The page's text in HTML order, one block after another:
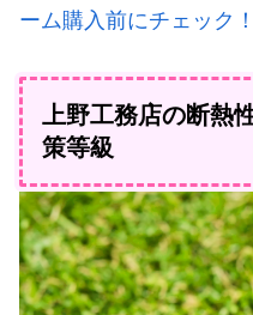
ーム購入前にチェック！
上野工務店の断熱
策等級